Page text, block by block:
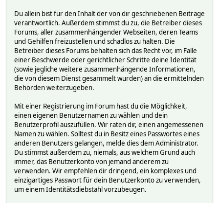
Du allein bist für den Inhalt der von dir geschriebenen Beiträge
verantwortlich. Außerdem stimmst du zu, die Betreiber dieses
Forums, aller zusammenhängender Webseiten, deren Teams
und Gehilfen freizustellen und schadlos zu halten. Die
Betreiber dieses Forums behalten sich das Recht vor, im Falle
einer Beschwerde oder gerichtlicher Schritte deine Identität
(sowie jegliche weitere zusammenhängende Informationen,
die von diesem Dienst gesammelt wurden) an die ermittelnden
Behörden weiterzugeben.
Mit einer Registrierung im Forum hast du die Möglichkeit,
einen eigenen Benutzernamen zu wählen und dein
Benutzerprofil auszufüllen. Wir raten dir, einen angemessenen
Namen zu wählen. Solltest du in Besitz eines Passwortes eines
anderen Benutzers gelangen, melde dies dem Administrator.
Du stimmst außerdem zu, niemals, aus welchem Grund auch
immer, das Benutzerkonto von jemand anderem zu
verwenden. Wir empfehlen dir dringend, ein komplexes und
einzigartiges Passwort für dein Benutzerkonto zu verwenden,
um einem Identitätsdiebstahl vorzubeugen.